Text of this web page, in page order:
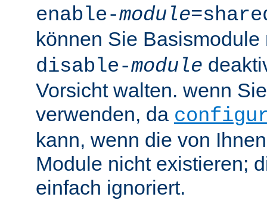
enable-module
können Sie
disable-module
Vorsicht walten. wenn
verwenden, da
kann, wenn die von
Module nicht existieren;
einfach ignoriert.